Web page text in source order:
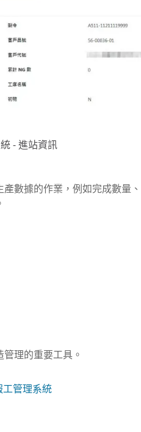
- 進站資訊
數據的作業，例如完成數量
理的重要工具。
工管理系統